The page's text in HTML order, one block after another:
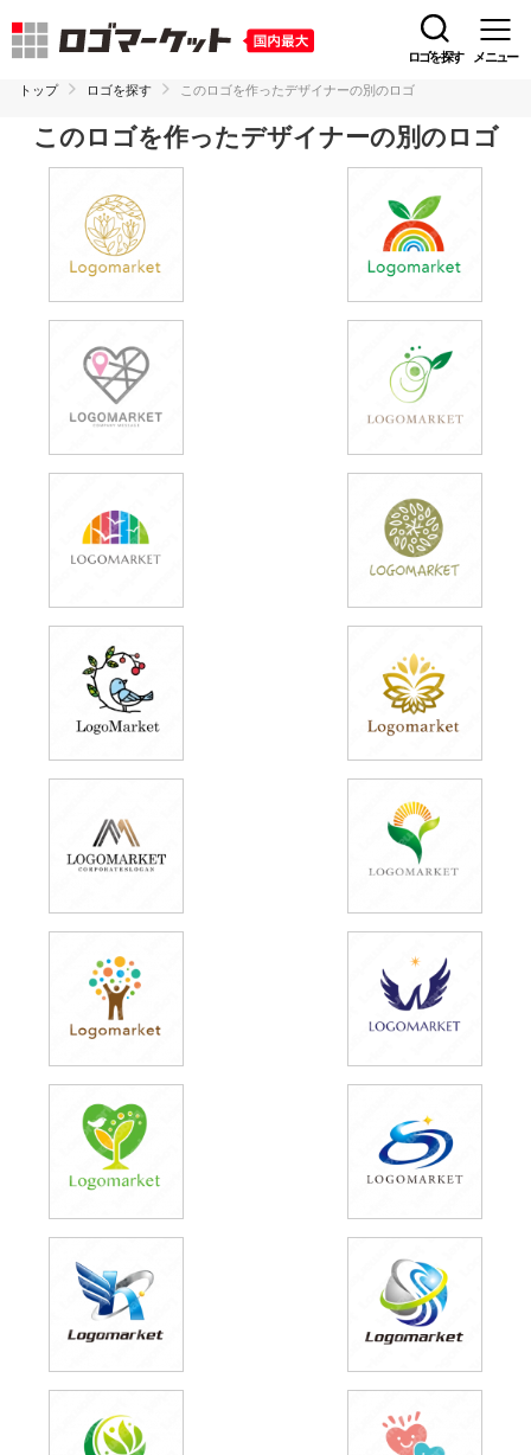
ロゴを探す メニュー
トップ ロゴを探す このロゴを作ったデザイナーの別のロゴ
このロゴを作ったデザイナーの別のロゴ